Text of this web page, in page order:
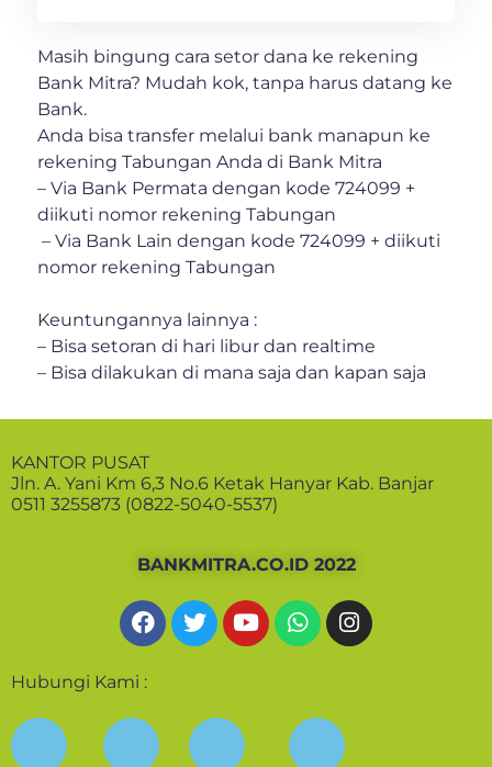
Masih bingung cara setor dana ke rekening
Bank Mitra? Mudah kok, tanpa harus datang ke
Bank.
Anda bisa transfer melalui bank manapun ke
rekening Tabungan Anda di Bank Mitra
– Via Bank Permata dengan kode 724099 +
diikuti nomor rekening Tabungan
– Via Bank Lain dengan kode 724099 + diikuti
nomor rekening Tabungan
Keuntungannya lainnya :
– Bisa setoran di hari libur dan realtime
– Bisa dilakukan di mana saja dan kapan saja
KANTOR PUSAT
Jln. A. Yani Km 6,3 No.6 Ketak Hanyar Kab. Banjar
0511 3255873 (0822-5040-5537)
BANKMITRA.CO.ID 2022
Hubungi Kami :